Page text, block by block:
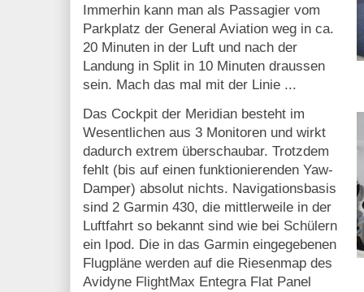
Immerhin kann man als Passagier vom
Parkplatz der General Aviation weg in ca.
20 Minuten in der Luft und nach der
Landung in Split in 10 Minuten draussen
sein. Mach das mal mit der Linie ...
Das Cockpit der Meridian besteht im
Wesentlichen aus 3 Monitoren und wirkt
dadurch extrem überschaubar. Trotzdem
fehlt (bis auf einen funktionierenden Yaw-
Damper) absolut nichts. Navigationsbasis
sind 2 Garmin 430, die mittlerweile in der
Luftfahrt so bekannt sind wie bei Schülern
ein Ipod. Die in das Garmin eingegebenen
Flugpläne werden auf die Riesenmap des
Avidyne FlightMax Entegra Flat Panel